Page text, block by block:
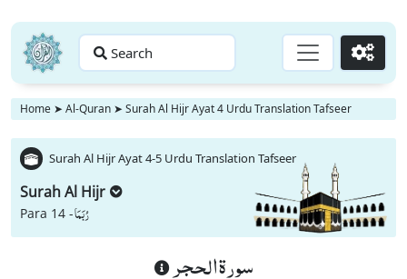
Search Go
Home ➤ Al-Quran ➤ Surah Al Hijr Ayat 4 Urdu Translation Tafseer
Surah Al Hijr Ayat 4-5 Urdu Translation Tafseer
Surah Al Hijr
Para 14 -رُبَمَا
سورة الحجر